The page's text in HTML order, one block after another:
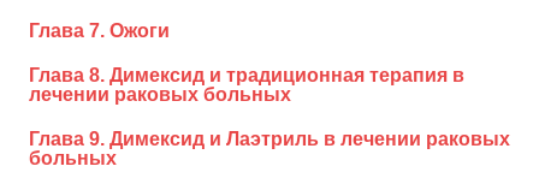
Глава 7. Ожоги
Глава 8. Димексид и традиционная терапия в
лечении раковых больных
Глава 9. Димексид и Лаэтриль в лечении раковых
больных